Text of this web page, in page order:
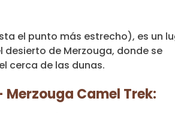
el punto más estrecho), es un
de Merzouga, donde se
cerca de las dunas.
Merzouga Camel Trek: